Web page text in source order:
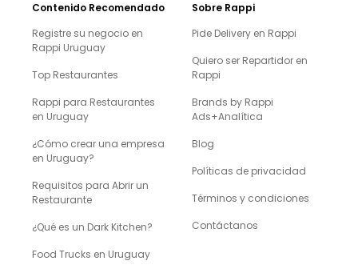
Contenido Recomendado
Registre su negocio en
Rappi Uruguay
Top Restaurantes
Rappi para Restaurantes
en Uruguay
¿Cómo crear una empresa
en Uruguay?
Requisitos para Abrir un
Restaurante
¿Qué es un Dark Kitchen?
Food Trucks en Uruguay
Sobre Rappi
Pide Delivery en Rappi
Quiero ser Repartidor en
Rappi
Brands by Rappi
Ads+Analítica
Blog
Políticas de privacidad
Términos y condiciones
Contáctanos